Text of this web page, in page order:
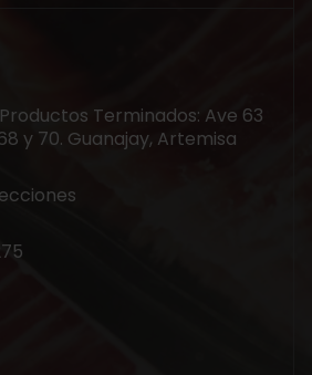
Terminados: Ave 63
y 70. Guanajay, Artemisa